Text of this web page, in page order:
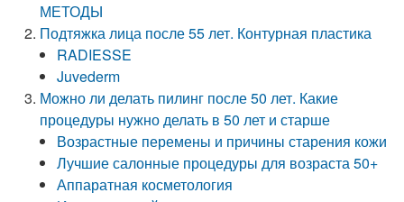
МЕТОДЫ
Подтяжка лица после 55 лет. Контурная пластика
RADIESSE
Juvederm
Можно ли делать пилинг после 50 лет. Какие
процедуры нужно делать в 50 лет и старше
Возрастные перемены и причины старения кожи
Лучшие салонные процедуры для возраста 50+
Аппаратная косметология